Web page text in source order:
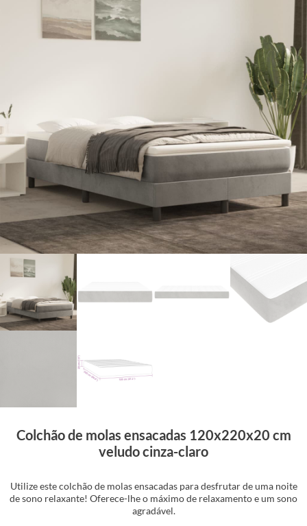
Colchão de molas ensacadas 120x220x20 cm
veludo cinza-claro
Utilize este colchão de molas ensacadas para desfrutar de uma noite
de sono relaxante! Oferece-lhe o máximo de relaxamento e um sono
agradável.